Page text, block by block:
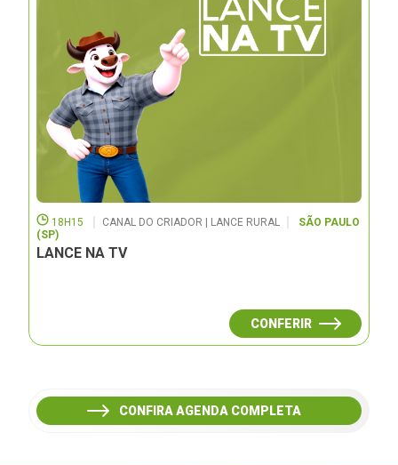
18H15 CANAL DO CRIADOR | LANCE RURAL
SÃO PAULO
(SP)
LANCE NA TV
CONFERIR
CONFIRA AGENDA COMPLETA